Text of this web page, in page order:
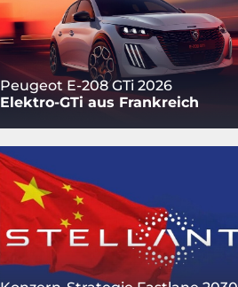
Peugeot E-208 GTi 2026
Elektro-GTi aus Frankreich